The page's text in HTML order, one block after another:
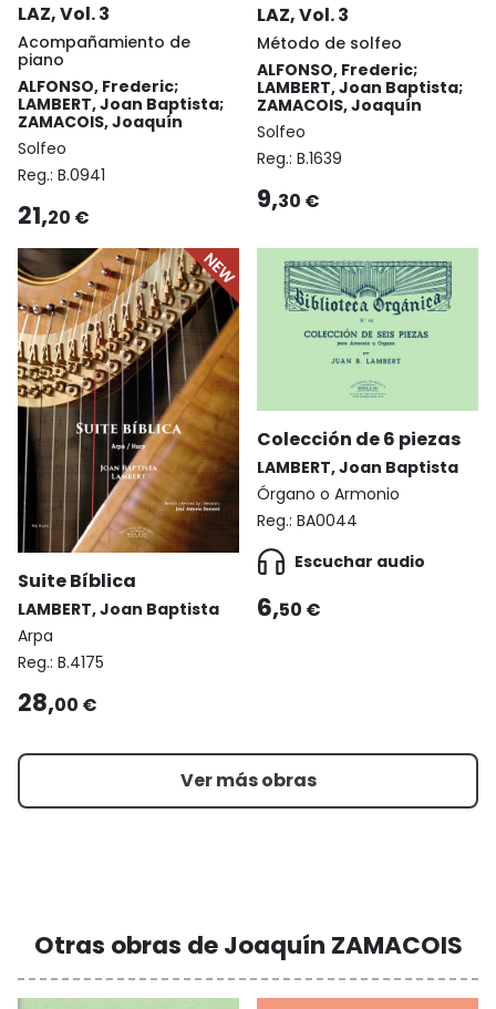
LAZ, Vol. 3
Acompañamiento de
piano
ALFONSO, Frederic;
LAMBERT, Joan Baptista;
ZAMACOIS, Joaquín
Solfeo
Reg.: B.0941
21,20 €
LAZ, Vol. 3
Método de solfeo
ALFONSO, Frederic;
LAMBERT, Joan Baptista;
ZAMACOIS, Joaquín
Solfeo
Reg.: B.1639
9,30 €
Suite Bíblica
LAMBERT, Joan Baptista
Arpa
Reg.: B.4175
28,00 €
Colección de 6 piezas
LAMBERT, Joan Baptista
Órgano o Armonio
Reg.: BA0044
Escuchar audio
6,50 €
Ver más obras
Otras obras de Joaquín ZAMACOIS